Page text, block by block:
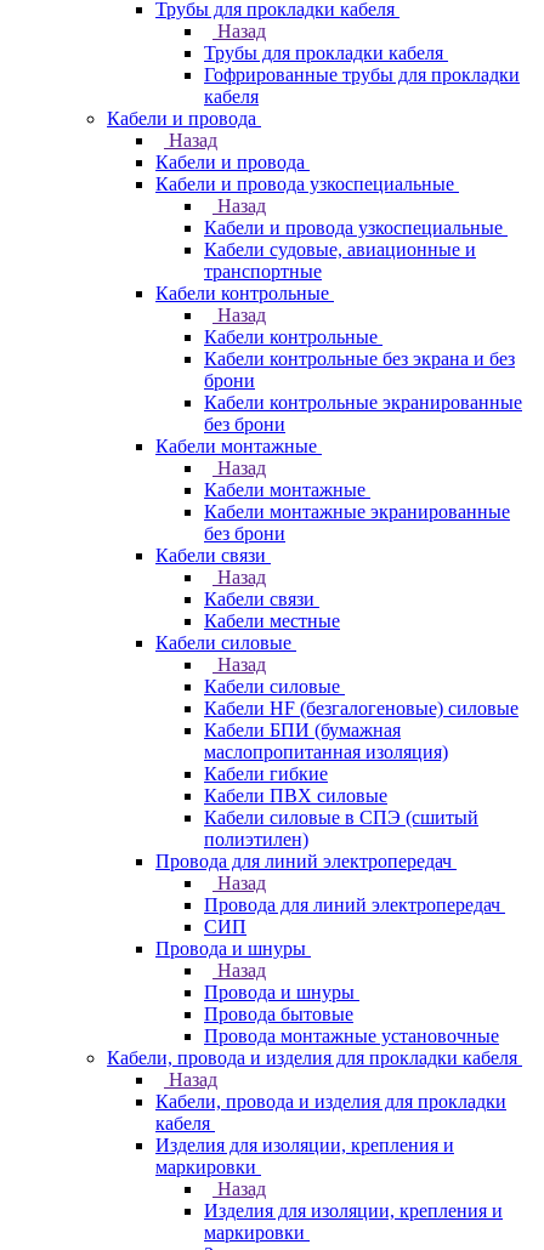
Трубы для прокладки кабеля
Назад
Трубы для прокладки кабеля
Гофрированные трубы для прокладки
кабеля
Кабели и провода
Назад
Кабели и провода
Кабели и провода узкоспециальные
Назад
Кабели и провода узкоспециальные
Кабели судовые, авиационные и
транспортные
Кабели контрольные
Назад
Кабели контрольные
Кабели контрольные без экрана и без
брони
Кабели контрольные экранированные
без брони
Кабели монтажные
Назад
Кабели монтажные
Кабели монтажные экранированные
без брони
Кабели связи
Назад
Кабели связи
Кабели местные
Кабели силовые
Назад
Кабели силовые
Кабели HF (безгалогеновые) силовые
Кабели БПИ (бумажная
маслопропитанная изоляция)
Кабели гибкие
Кабели ПВХ силовые
Кабели силовые в СПЭ (сшитый
полиэтилен)
Провода для линий электропередач
Назад
Провода для линий электропередач
СИП
Провода и шнуры
Назад
Провода и шнуры
Провода бытовые
Провода монтажные установочные
Кабели, провода и изделия для прокладки кабеля
Назад
Кабели, провода и изделия для прокладки
кабеля
Изделия для изоляции, крепления и
маркировки
Назад
Изделия для изоляции, крепления и
маркировки